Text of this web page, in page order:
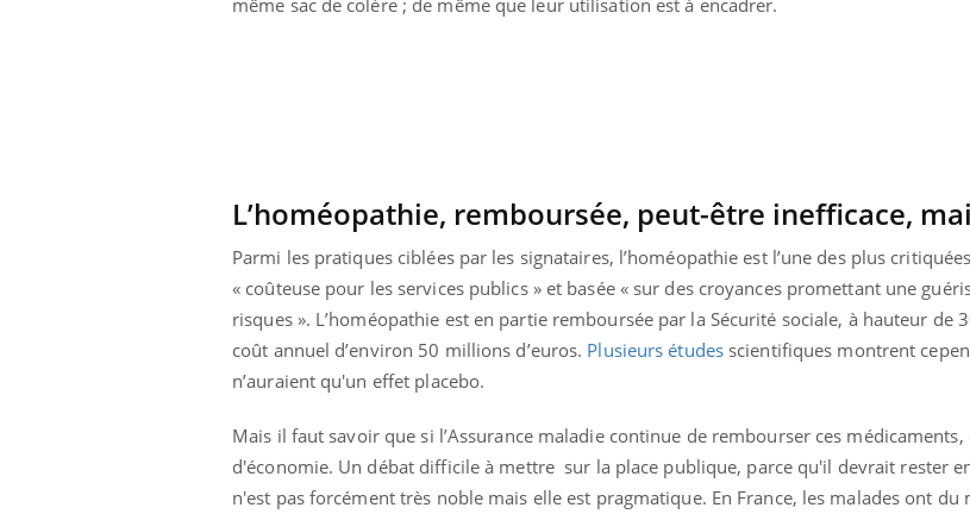
L’homéopathie, remboursée, peut-être inefficace,
Parmi les pratiques ciblées par les signataires, l’homéopathie est l’une des plus
« coûteuse pour les services publics » et basée « sur des croyances promettant une
risques ». L’homéopathie est en partie remboursée par la Sécurité sociale, à hauteur de
coût annuel d’environ 50 millions d’euros. Plusieurs étudesscientifiques montrent
n’auraient qu'un effet placebo.
Mais il faut savoir que si l’Assurance maladie continue de rembourser ces
d'économie. Un débat difficile à mettre sur la place publique, parce qu'il devrait rester
n'est pas forcément très noble mais elle est pragmatique. En France, les malades ont du